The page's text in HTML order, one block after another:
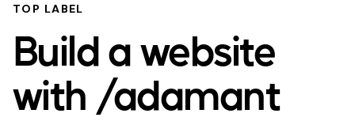
TOP LABEL
Build a website
with /adamant